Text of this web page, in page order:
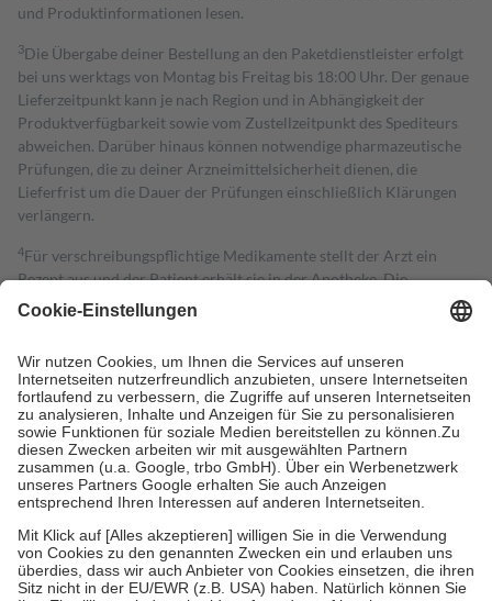
und Produktinformationen lesen.
3Die Übergabe deiner Bestellung an den Paketdienstleister erfolgt
bei uns werktags von Montag bis Freitag bis 18:00 Uhr. Der genaue
Lieferzeitpunkt kann je nach Region und in Abhängigkeit der
Produktverfügbarkeit sowie vom Zustellzeitpunkt des Spediteurs
abweichen. Darüber hinaus können notwendige pharmazeutische
Prüfungen, die zu deiner Arzneimittelsicherheit dienen, die
Lieferfrist um die Dauer der Prüfungen einschließlich Klärungen
verlängern.
4Für verschreibungspflichtige Medikamente stellt der Arzt ein
Rezept aus und der Patient erhält sie in der Apotheke. Die
gesetzliche Krankenversicherung übernimmt in der Regel die
Kosten dafür, der Versicherte trägt einen Teil davon als Zuzahlung
Grundsätzlich leisten Mitglieder Zuzahlungen in Höhe von zehn
Prozent des Abgabepreises,mindestens jedochfünf Euround
höchstens zehn Euro.Es sind jedoch nie mehr als die tatsächlichen
Kosten der Leistung zu entrichten.
Diese Regeln gelten grundsätzlich auch für Online-Apotheken.
Bei Heilmitteln und häuslicher Krankenpflege beträgt die
Zuzahlung zehn Prozent der Kosten sowie zehn Euro je
Verordnung.
Um das Engagement der Versicherten für ihre eigene Gesundheit zu
stärken und die besondere Stellung der Familie zu unterstützen,